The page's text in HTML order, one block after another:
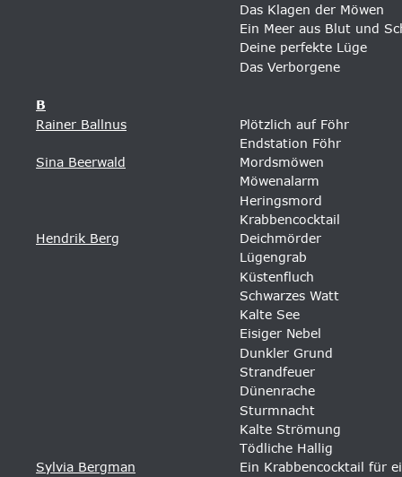
Das Klagen der Möwen
Ein Meer aus Blut und
Deine perfekte Lüge
Das Verborgene
B
Rainer Ballnus
Plötzlich auf Föhr
Endstation Föhr
Sina Beerwald
Mordsmöwen
Möwenalarm
Heringsmord
Krabbencocktail
Hendrik Berg
Deichmörder
Lügengrab
Küstenfluch
Schwarzes Watt
Kalte See
Eisiger Nebel
Dunkler Grund
Strandfeuer
Dünenrache
Sturmnacht
Kalte Strömung
Tödliche Hallig
Sylvia Bergman
Ein Krabbencocktail für